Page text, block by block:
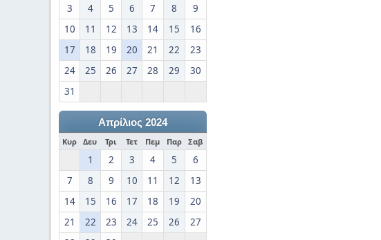
3
4 5 6 7 8
9
10
11 12 13 14 15
16
17
18 19 20 21 22
23
24
25 26 27 28 29
30
31
Απρίλιος 2024
Κυρ Δευ Τρι Τετ Πεμ Παρ Σαβ
1 2 3 4 5
6
7
8 9 10 11 12
13
14
15 16 17 18 19
20
21
22 23 24 25 26
27